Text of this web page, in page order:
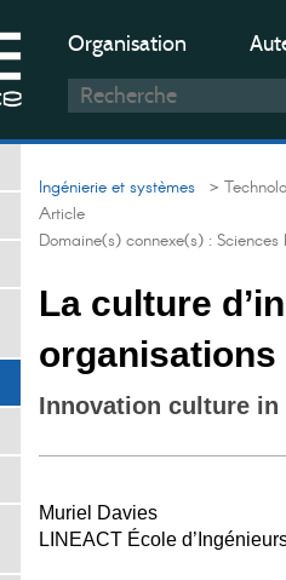
Organisation
Ingénierie et systèmes >
Article
Domaine(s) connexe(s) : Sciences
La culture
Innovation culture
Muriel Davies
LINEACT École